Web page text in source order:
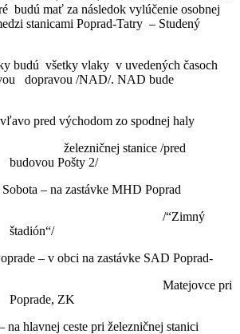
budú mať za následok vylúčenie osobnej
stanicami Poprad-Tatry – Studený
budú všetky vlaky v uvedených časoch
dopravou /NAD/. NAD bude
pred východom zo spodnej haly
železničnej stanice /pred
budovou Pošty 2/
– na zastávke MHD Poprad
/“Zimný
štadión“/
– v obci na zastávke SAD Poprad-
Matejovce pri
Poprade, ZK
na hlavnej ceste pri železničnej stanici